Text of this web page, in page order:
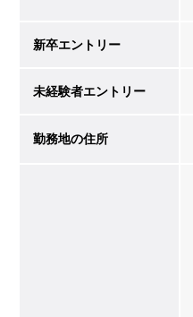
新卒エントリー
未経験者エントリー
勤務地の住所